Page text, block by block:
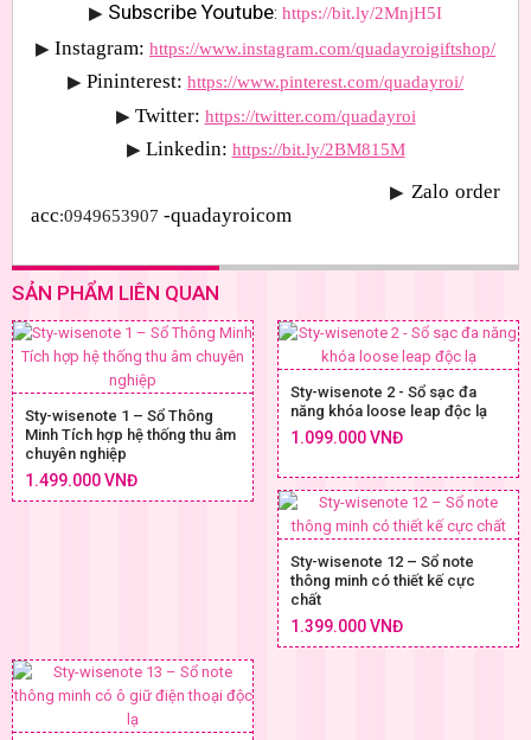
▶ Subscribe Youtube: https://bit.ly/2MnjH5I
▶ Instagram: https://www.instagram.com/quadayroigiftshop/
▶ Pininterest: https://www.pinterest.com/quadayroi/
▶ Twitter: https://twitter.com/quadayroi
▶ Linkedin: https://bit.ly/2BM815M
▶ Zalo order
acc:0949653907 -quadayroicom
SẢN PHẨM LIÊN QUAN
Sty-wisenote 1 – Sổ Thông
Minh Tích hợp hệ thống thu âm
chuyên nghiệp
1.499.000 VNĐ
Sty-wisenote 2 - Sổ sạc đa
năng khóa loose leap độc lạ
1.099.000 VNĐ
Sty-wisenote 12 – Sổ note
thông minh có thiết kế cực
chất
1.399.000 VNĐ